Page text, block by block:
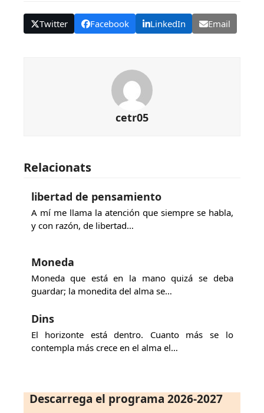
Twitter Facebook LinkedIn Email
cetr05
Relacionats
libertad de pensamiento
A mí me llama la atención que siempre se habla,
y con razón, de libertad…
Moneda
Moneda que está en la mano quizá se deba
guardar; la monedita del alma se…
Dins
El horizonte está dentro. Cuanto más se lo
contempla más crece en el alma el…
Descarrega el programa 2026-2027